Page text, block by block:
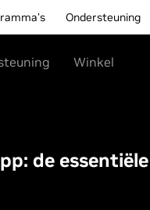
Ondersteuning
Winkel
de